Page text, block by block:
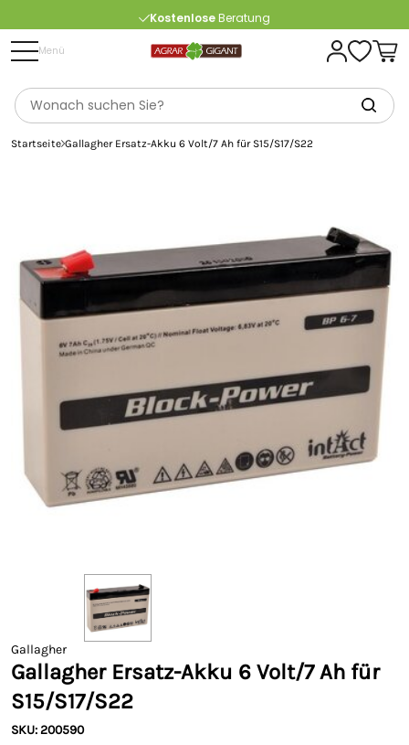
KostenloseBeratung
ab 175 € (in DE) – außer Sperrgut
Menü
Startseite Gallagher Ersatz-Akku 6 Volt/7 Ah für S15/S17/S22
Gallagher
Gallagher Ersatz-Akku 6 Volt/7 Ah für
S15/S17/S22
SKU: 200590